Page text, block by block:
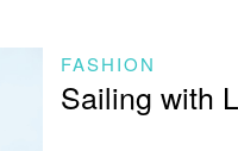
FASHION
Sailing with